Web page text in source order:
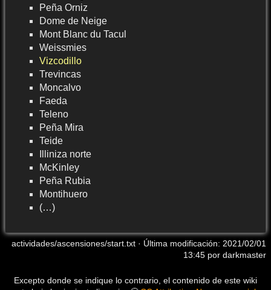
Peña Orniz
Dome de Neige
Mont Blanc du Tacul
Weissmies
Vizcodillo
Trevincas
Moncalvo
Faeda
Teleno
Peña Mira
Teide
Illiniza norte
McKinley
Peña Rubia
Montihuero
(…)
actividades/ascensiones/start.txt · Última modificación: 2021/02/01
13:45 por darkmaster
Excepto donde se indique lo contrario, el contenido de este wiki